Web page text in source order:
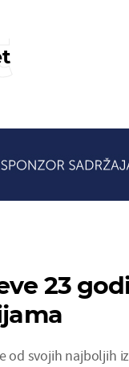
23
od svojih najboljih